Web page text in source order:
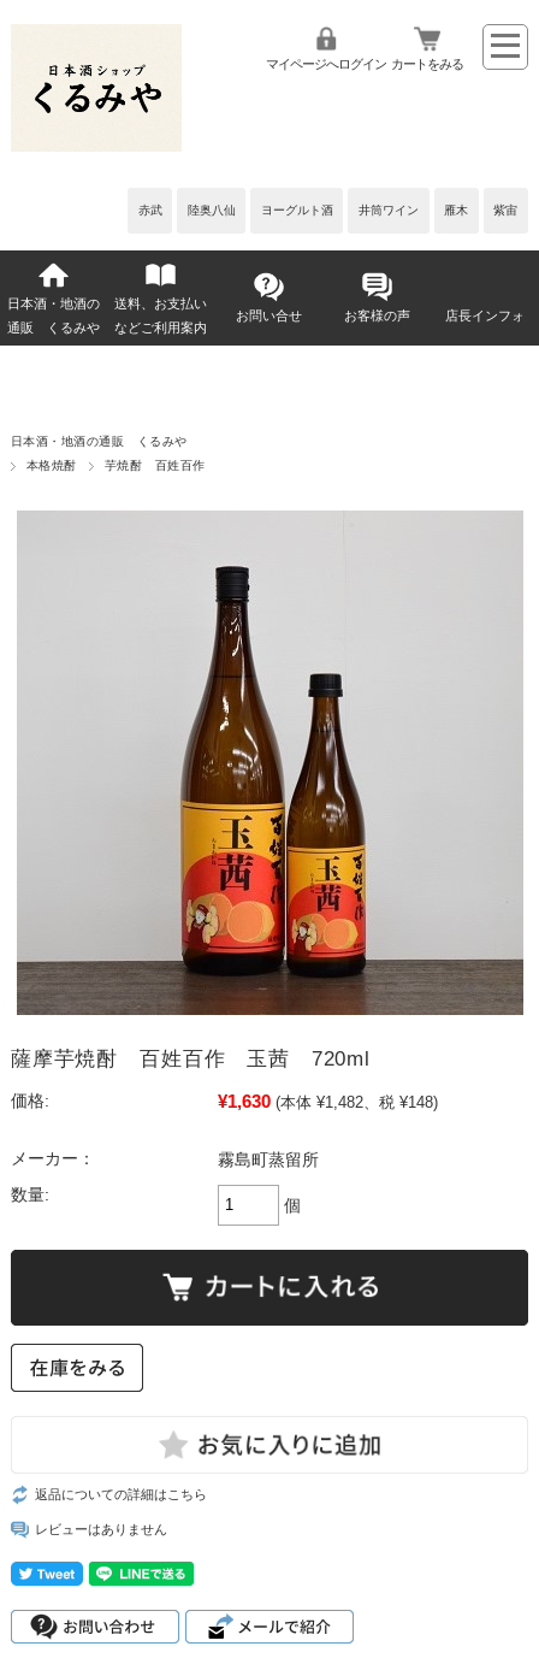
赤武 陸奥八仙 ヨーグルト酒 井筒ワイン 雁木 紫宙
マイページへログイン カートをみる
日本酒・地酒の
通販 くるみや
送料、お支払い
などご利用案内
お問い合せ お客様の声 店長インフォ
日本酒・地酒の通販 くるみや
本格焼酎
芋焼酎 百姓百作
薩摩芋焼酎 百姓百作 玉茜 720ml
価格: ¥1,630 (本体 ¥1,482、税 ¥148)
メーカー：
霧島町蒸留所
数量:
個
返品についての詳細はこちら
レビューはありません